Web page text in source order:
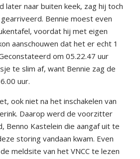
later naar buiten keek, zag hij toch
Bennie moest even
voordat hij met eigen
aanschouwen dat het er echt 1
om 05.22.47 uur
te slim af, want Bennie zag de
uur.
ook niet na het inschakelen van
Daarop werd de voorzitter
Benno Kastelein die aangaf uit te
storing vandaan kwam. Even
meldsite van het VNCC te lezen